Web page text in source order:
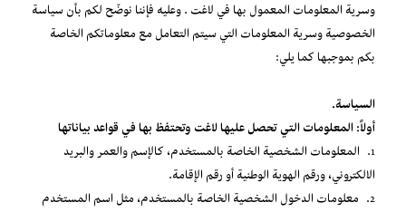
وسرية المعلومات المعمول بها في لاغت . وعليه فإننا نوضّح لكم بأن سياسة
الخصوصية وسرية المعلومات التي سيتم التعامل مع معلوماتكم الخاصة
بكم بموجبها كما يلي:
السياسة.
أولاً: المعلومات التي تحصل عليها لاغت وتحتفظ بها في قواعد بياناتها
1. المعلومات الشخصية الخاصة بالمستخدم، كالإسم والعمر والبريد
الالكتروني، ورقم الهوية الوطنية أو رقم الإقامة.
2. معلومات الدخول الشخصية الخاصة بالمستخدم، مثل اسم المستخدم